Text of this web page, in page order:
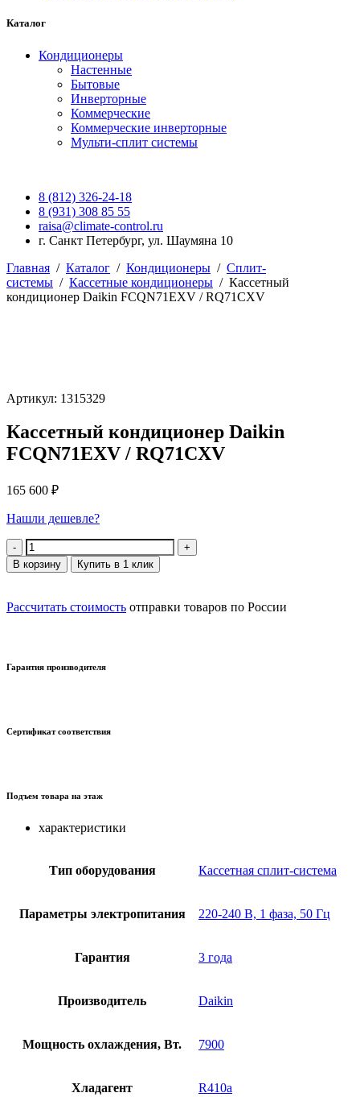
Каталог
Кондиционеры
Настенные
Бытовые
Инверторные
Коммерческие
Коммерческие инверторные
Мульти-сплит системы
8 (812) 326-24-18
8 (931) 308 85 55
raisa@climate-control.ru
г. Санкт Петербург, ул. Шаумяна 10
Главная / Каталог / Кондиционеры / Сплит-
системы / Кассетные кондиционеры / Кассетный
кондиционер Daikin FCQN71EXV / RQ71CXV
Артикул: 1315329
Кассетный кондиционер Daikin
FCQN71EXV / RQ71CXV
165 600 ₽
Нашли дешевле?
Количество
В корзину Купить в 1 клик
Рассчитать стоимость отправки товаров по России
Гарантия производителя
Сертификат соответствия
Подъем товара на этаж
характеристики
Тип оборудования Кассетная сплит-система
Параметры электропитания 220-240 В, 1 фаза, 50 Гц
Гарантия 3 года
Производитель Daikin
Мощность охлаждения, Вт. 7900
Хладагент R410a